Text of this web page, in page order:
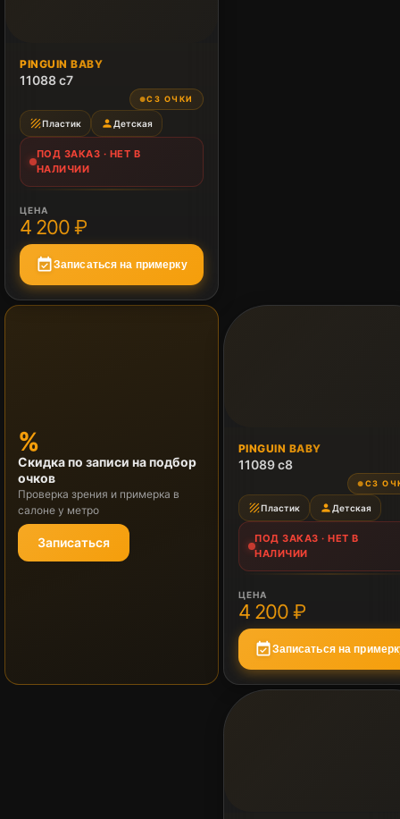
ПОД ЗАКАЗ
Нет в наличии
PINGUIN BABY
11088 c7
●СЗ ОЧКИ
textureПластик person Детская
ПОД ЗАКАЗ · НЕТ В
НАЛИЧИИ
ЦЕНА
4 200 ₽
event_availableЗаписаться на примерку
%
Скидка по записи на подбор
очков
Проверка зрения и примерка в
салоне у метро
Записаться
ПОД ЗАКАЗ
Нет в наличии
PINGUIN BABY
11089 c8
● СЗ
textureПластик personДетская
ПОД ЗАКАЗ · НЕТ В
НАЛИЧИИ
ЦЕНА
4 200 ₽
event_availableЗаписаться на